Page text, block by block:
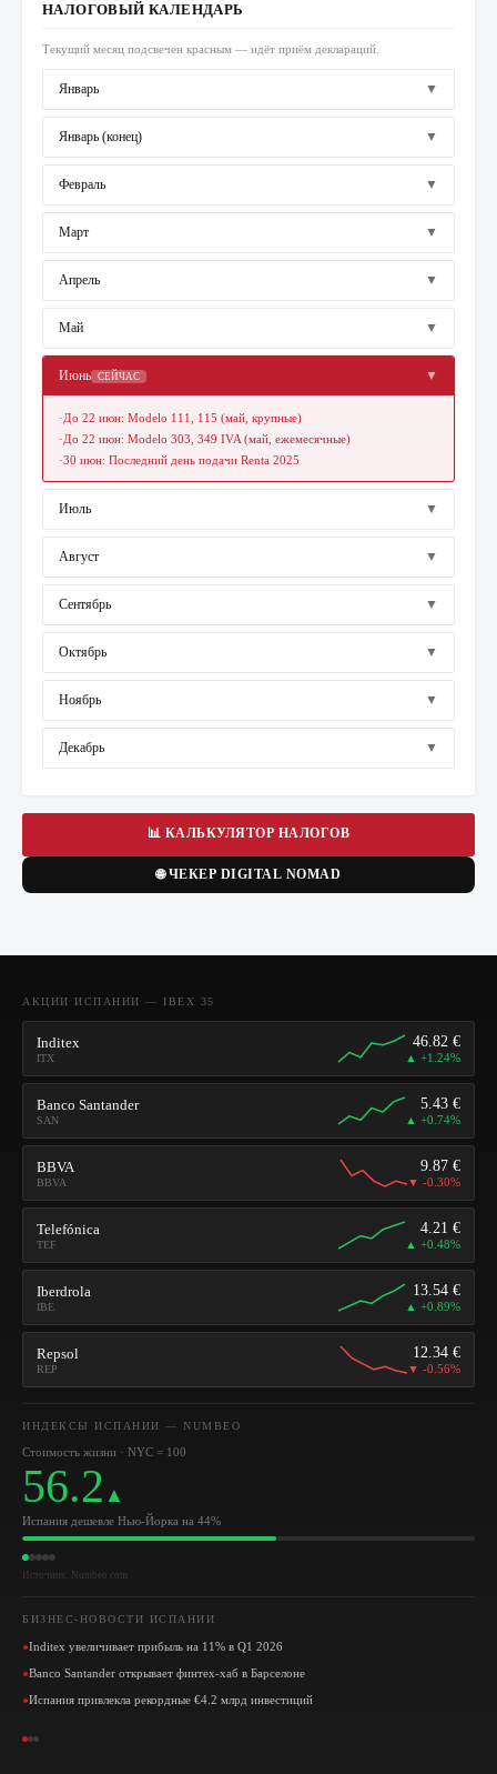
НАЛОГОВЫЙ КАЛЕНДАРЬ
Текущий месяц подсвечен красным — идёт приём деклараций.
Январь ▼
Январь (конец) ▼
Февраль ▼
Март ▼
Апрель ▼
Май ▼
Июнь СЕЙЧАС ▼
·До 22 июн: Modelo 111, 115 (май, крупные)
·До 22 июн: Modelo 303, 349 IVA (май, ежемесячные)
·30 июн: Последний день подачи Renta 2025
Июль ▼
Август ▼
Сентябрь ▼
Октябрь ▼
Ноябрь ▼
Декабрь ▼
📊 КАЛЬКУЛЯТОР НАЛОГОВ
🌐 ЧЕКЕР DIGITAL NOMAD
АКЦИИ ИСПАНИИ — IBEX 35
Inditex
ITX
46.82 €
▲ +1.24%
Banco Santander
SAN
5.43 €
▲ +0.74%
BBVA
BBVA
9.87 €
▼ -0.30%
Telefónica
TEF
4.21 €
▲ +0.48%
Iberdrola
IBE
13.54 €
▲ +0.89%
Repsol
REP
12.34 €
▼ -0.56%
ИНДЕКСЫ ИСПАНИИ — NUMBEO
Стоимость жизни · NYC = 100
56.2 ▲
Испания дешевле Нью-Йорка на 44%
Источник: Numbeo.com
БИЗНЕС-НОВОСТИ ИСПАНИИ
●Inditex увеличивает прибыль на 11% в Q1 2026
●Banco Santander открывает финтех-хаб в Барселоне
●Испания привлекла рекордные €4.2 млрд инвестиций